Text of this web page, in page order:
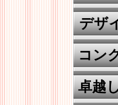
デザ
コン
卓越